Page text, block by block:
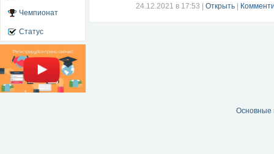
Чемпионат
Статус
24.12.2021 в 17:53
Открыть
Основные